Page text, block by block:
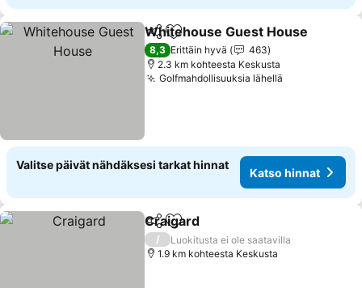
Jaa Lisää suosikkeihin
Whitehouse Guest House
8,3 Erittäin hyvä
463
2.3 km kohteesta Keskusta
Golfmahdollisuuksia lähellä
Valitse päivät nähdäksesi tarkat hinnat
Katso hinnat
Jaa Lisää suosikkeihin
Craigard
/
Luokitusta ei ole saatavilla
1.9 km kohteesta Keskusta